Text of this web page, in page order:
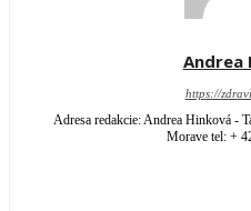
Andrea
https://
Adresa redakcie: Andrea Hinková -
Morave tel: +